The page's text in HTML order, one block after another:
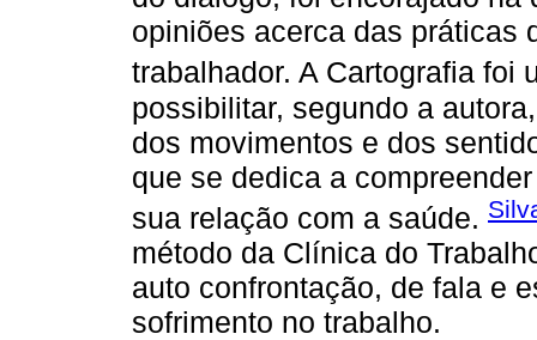
opiniões acerca das práticas
trabalhador. A Cartografia foi
possibilitar, segundo a
dos movimentos e dos
que se dedica a
sua relação com a saúde.
método da Clínica do
auto confrontação, de fala e
sofrimento no trabalho.